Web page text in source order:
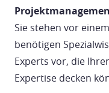
Sie stehen vor
benötigen
Experts vor, die
Expertise decken